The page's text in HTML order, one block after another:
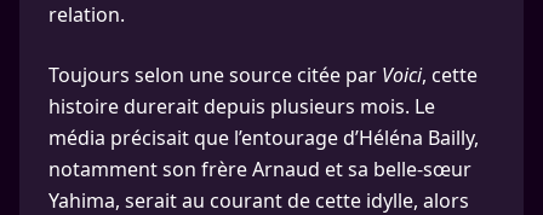
relation.
Toujours selon une source citée par Voici, cette
histoire durerait depuis plusieurs mois. Le
média précisait que l’entourage d’Héléna Bailly,
notamment son frère Arnaud et sa belle-sœur
Yahima, serait au courant de cette idylle, alors